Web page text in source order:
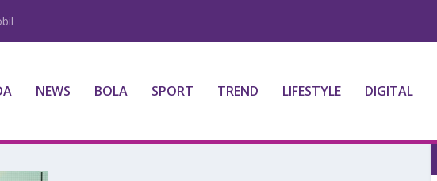
NEWS BOLA SPORT TREND LIFESTYLE DIGITAL